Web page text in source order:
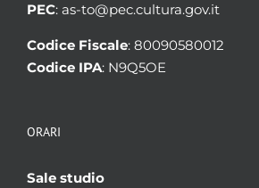
PEC: as-to@pec.cultura.gov.it
Codice Fiscale: 80090580012
Codice IPA: N9Q5OE
ORARI
Sale studio